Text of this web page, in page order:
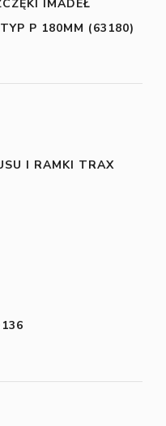
IMADEŁ
P 180MM (63180)
I RAMKI TRAX